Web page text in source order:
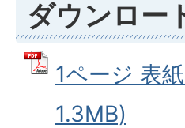
ダウンロー
1ページ 表
1.3MB)